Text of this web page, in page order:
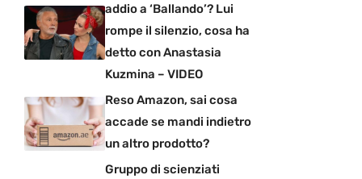
addio a ‘Ballando’? Lui
rompe il silenzio, cosa ha
detto con Anastasia
Kuzmina – VIDEO
Reso Amazon, sai cosa
accade se mandi indietro
un altro prodotto?
Gruppo di scienziati